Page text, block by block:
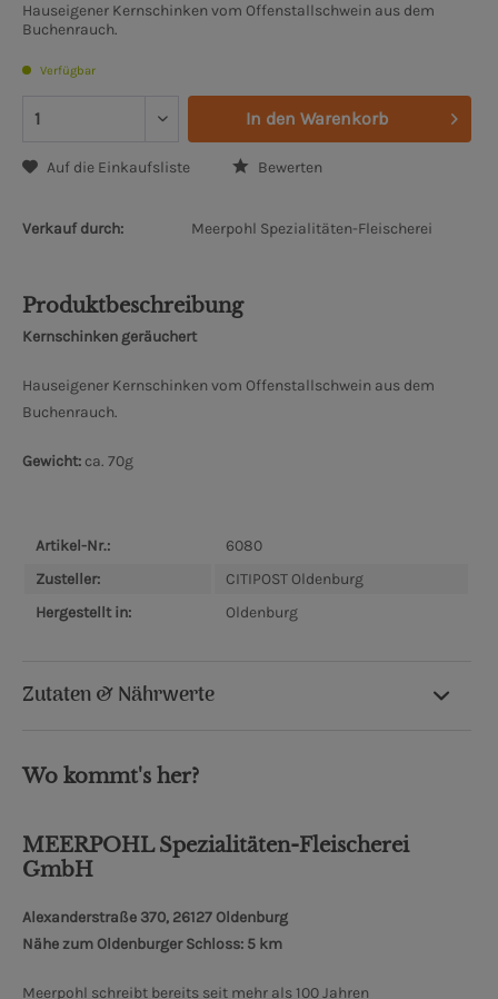
Hauseigener Kernschinken vom Offenstallschwein aus dem
Buchenrauch.
Verfügbar
In den Warenkorb
Auf die Einkaufsliste Bewerten
Verkauf durch: Meerpohl Spezialitäten-Fleischerei
Produktbeschreibung
Kernschinken geräuchert
Hauseigener Kernschinken vom Offenstallschwein aus dem
Buchenrauch.
Gewicht: ca. 70g
Artikel-Nr.:
6080
Zusteller:
CITIPOST Oldenburg
Hergestellt in:
Oldenburg
Zutaten & Nährwerte
Wo kommt's her?
MEERPOHL Spezialitäten-Fleischerei
GmbH
Alexanderstraße 370, 26127 Oldenburg
Nähe zum Oldenburger Schloss: 5 km
Meerpohl schreibt bereits seit mehr als 100 Jahren